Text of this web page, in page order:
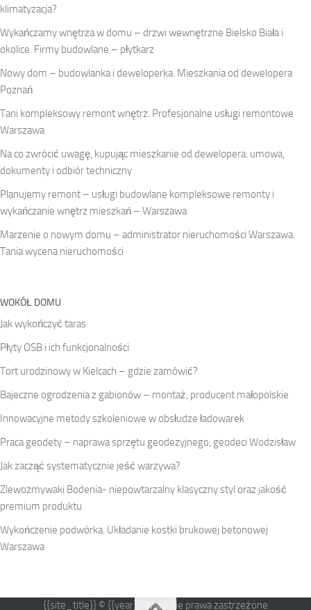
klimatyzacja?
Wykańczamy wnętrza w domu – drzwi wewnętrzne Bielsko Biała i
okolice. Firmy budowlane – płytkarz
Nowy dom – budowlanka i deweloperka. Mieszkania od dewelopera
Poznań
Tani kompleksowy remont wnętrz. Profesjonalne usługi remontowe
Warszawa
Na co zwrócić uwagę, kupując mieszkanie od dewelopera: umowa,
dokumenty i odbiór techniczny
Planujemy remont – usługi budowlane kompleksowe remonty i
wykańczanie wnętrz mieszkań – Warszawa
Marzenie o nowym domu – administrator nieruchomości Warszawa.
Tania wycena nieruchomości
WOKÓŁ DOMU
Jak wykończyć taras
Płyty OSB i ich funkcjonalności
Tort urodzinowy w Kielcach – gdzie zamówić?
Bajeczne ogrodzenia z gabionów – montaż, producent małopolskie
Innowacyjne metody szkoleniowe w obsłudze ładowarek
Praca geodety – naprawa sprzętu geodezyjnego, geodeci Wodzisław
Jak zacząć systematycznie jeść warzywa?
Zlewozmywaki Bodenia- niepowtarzalny klasyczny styl oraz jakość
premium produktu
Wykończenie podwórka. Układanie kostki brukowej betonowej
Warszawa
{{site_title}} © {{year}}. Wszelkie prawa zastrzeżone